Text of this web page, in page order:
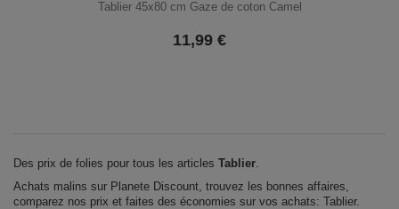
Tablier 45x80 cm Gaze de coton Camel
11,99 €
Des prix de folies pour tous les articles Tablier.
Achats malins sur Planete Discount, trouvez les bonnes affaires,
comparez nos prix et faites des économies sur vos achats: Tablier.